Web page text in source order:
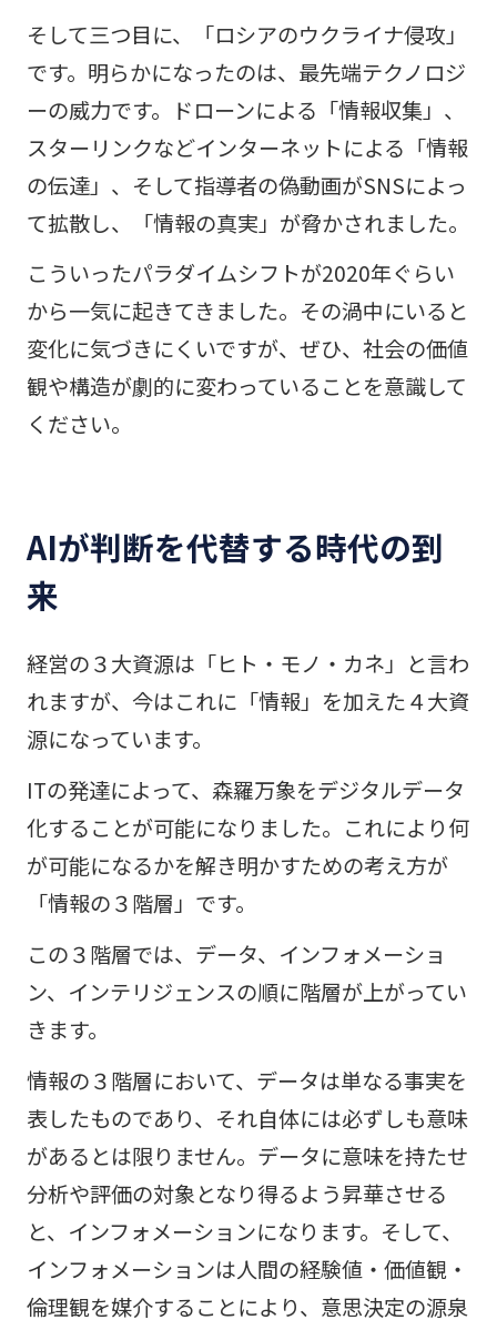
そして三つ目に、「ロシアのウクライナ侵攻」
です。明らかになったのは、最先端テクノロジ
ーの威力です。ドローンによる「情報収集」、
スターリンクなどインターネットによる「情報
の伝達」、そして指導者の偽動画がSNSによっ
て拡散し、「情報の真実」が脅かされました。
こういったパラダイムシフトが2020年ぐらい
から一気に起きてきました。その渦中にいると
変化に気づきにくいですが、ぜひ、社会の価値
観や構造が劇的に変わっていることを意識して
ください。
AIが判断を代替する時代の到
来
経営の３大資源は「ヒト・モノ・カネ」と言わ
れますが、今はこれに「情報」を加えた４大資
源になっています。
ITの発達によって、森羅万象をデジタルデータ
化することが可能になりました。これにより何
が可能になるかを解き明かすための考え方が
「情報の３階層」です。
この３階層では、データ、インフォメーショ
ン、インテリジェンスの順に階層が上がってい
きます。
情報の３階層において、データは単なる事実を
表したものであり、それ自体には必ずしも意味
があるとは限りません。データに意味を持たせ
分析や評価の対象となり得るよう昇華させる
と、インフォメーションになります。そして、
インフォメーションは人間の経験値・価値観・
倫理観を媒介することにより、意思決定の源泉